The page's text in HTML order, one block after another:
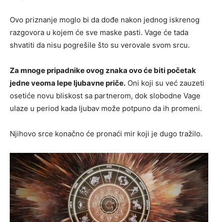
Ovo priznanje moglo bi da dođe nakon jednog iskrenog
razgovora u kojem će sve maske pasti. Vage će tada
shvatiti da nisu pogrešile što su verovale svom srcu.
Za mnoge pripadnike ovog znaka ovo će biti početak
jedne veoma lepe ljubavne priče. Oni koji su već zauzeti
osetiće novu bliskost sa partnerom, dok slobodne Vage
ulaze u period kada ljubav može potpuno da ih promeni.
Njihovo srce konačno će pronaći mir koji je dugo tražilo.